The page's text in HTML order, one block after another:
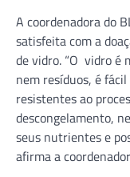
A coordenadora do
satisfeita com a
de vidro. “O vidro é
nem resíduos, é
resistentes ao
descongelamento,
seus nutrientes e
afirma a